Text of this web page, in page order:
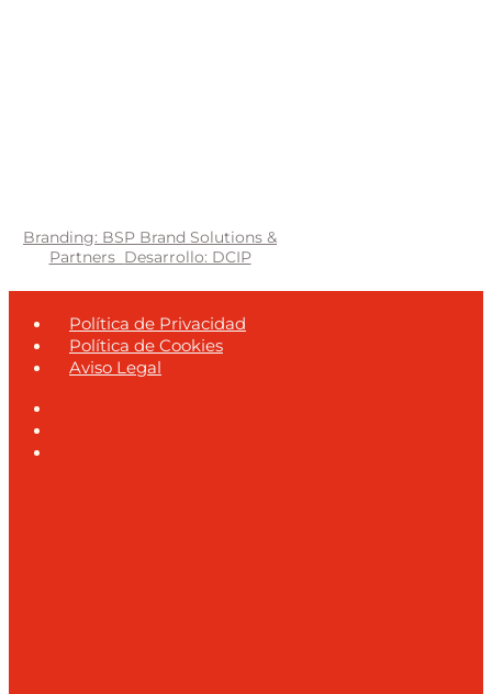
Branding: BSP Brand Solutions &
Partners Desarrollo: DCIP
Política de Privacidad
Política de Cookies
Aviso Legal